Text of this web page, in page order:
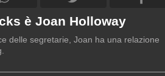
è Joan Holloway
delle segretarie, Joan ha una relazione